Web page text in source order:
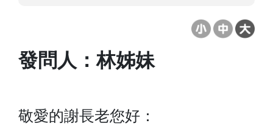
發問人：林姊妹
敬愛的謝長老您好：